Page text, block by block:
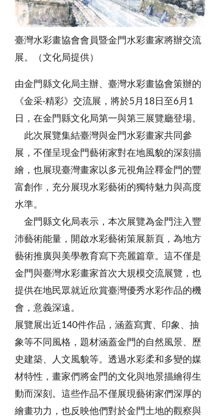
臺灣水彩畫協會會員暨金門水彩畫家將辦交流
展。（文化局提供）
由金門縣文化局主辦、臺灣水彩畫協會策辦的
《金采‧精彩》交流展，將於5月18日至6月1
日，在金門縣文化局第一與第三展覽廳登場。
此次展覽集結臺灣與金門水彩畫家共同參
展，不僅呈現金門藝術家對在地風貌的深刻描
繪，也展現臺灣畫家以多元視角詮釋金門的豐
富創作，充分展現水彩藝術的獨特魅力與高度
水準。
金門縣文化局表示，本次展覽為金門注入豐
沛藝術能量，開啟水彩藝術策展新頁，為地方
藝術推廣與美學教育寫下亮麗篇章。這不僅是
金門與臺灣水彩畫家首次大規模交流展覽，也
提供在地民眾就近欣賞臺灣優秀水彩作品的機
會，意義深遠。
展覽展出近140件作品，涵蓋寫實、印象、抽
象等不同風格，題材涵蓋金門的自然風景、歷
史建築、人文風貌等。透過水彩柔和多變的媒
材特性，畫家們將金門的文化與地景描繪得生
動而深刻。這些作品不僅展現藝術家們深厚的
繪畫功力，也反映他們對於金門土地的觀察與